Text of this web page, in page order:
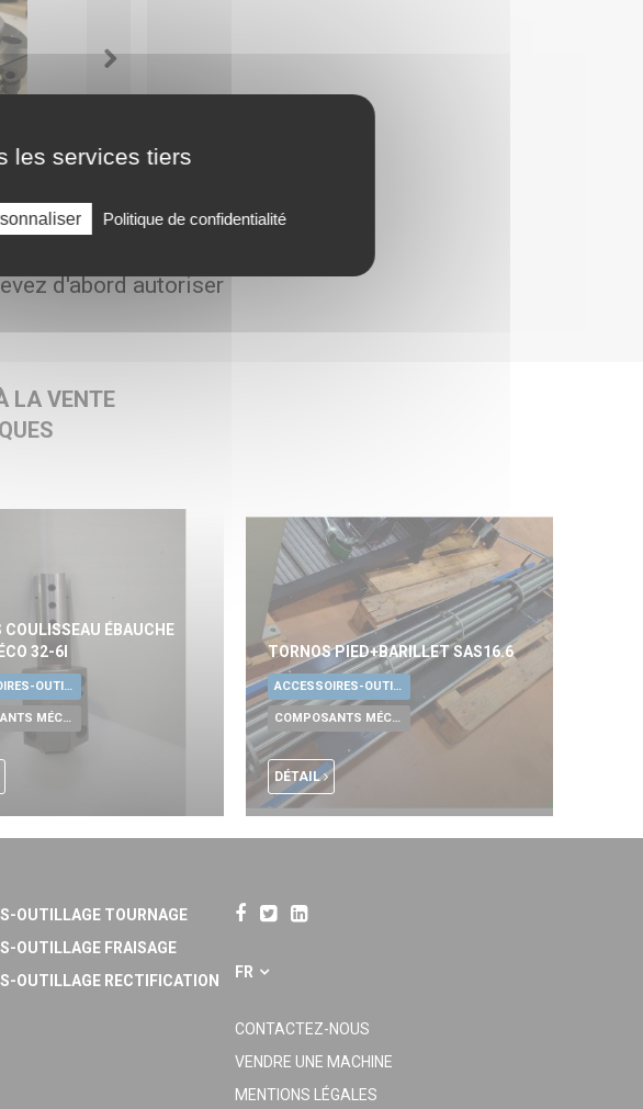
les services tiers
Politique de confidentialité
d'abord autoriser
LA VENTE
COULISSEAU ÉBAUCHE
32-6I
ACCESSOIRES-OUTILLAGE UNIVERSELS
COMPOSANTS MÉCANIQUES
TORNOS PIED+BARILLET SAS16.6
ACCESSOIRES-OUTILLAGE UNIVERSELS
COMPOSANTS MÉCANIQUES
DÉTAIL
OUTILLAGE TOURNAGE
OUTILLAGE FRAISAGE
OUTILLAGE RECTIFICATION
FR
CONTACTEZ-NOUS
VENDRE UNE MACHINE
MENTIONS LÉGALES